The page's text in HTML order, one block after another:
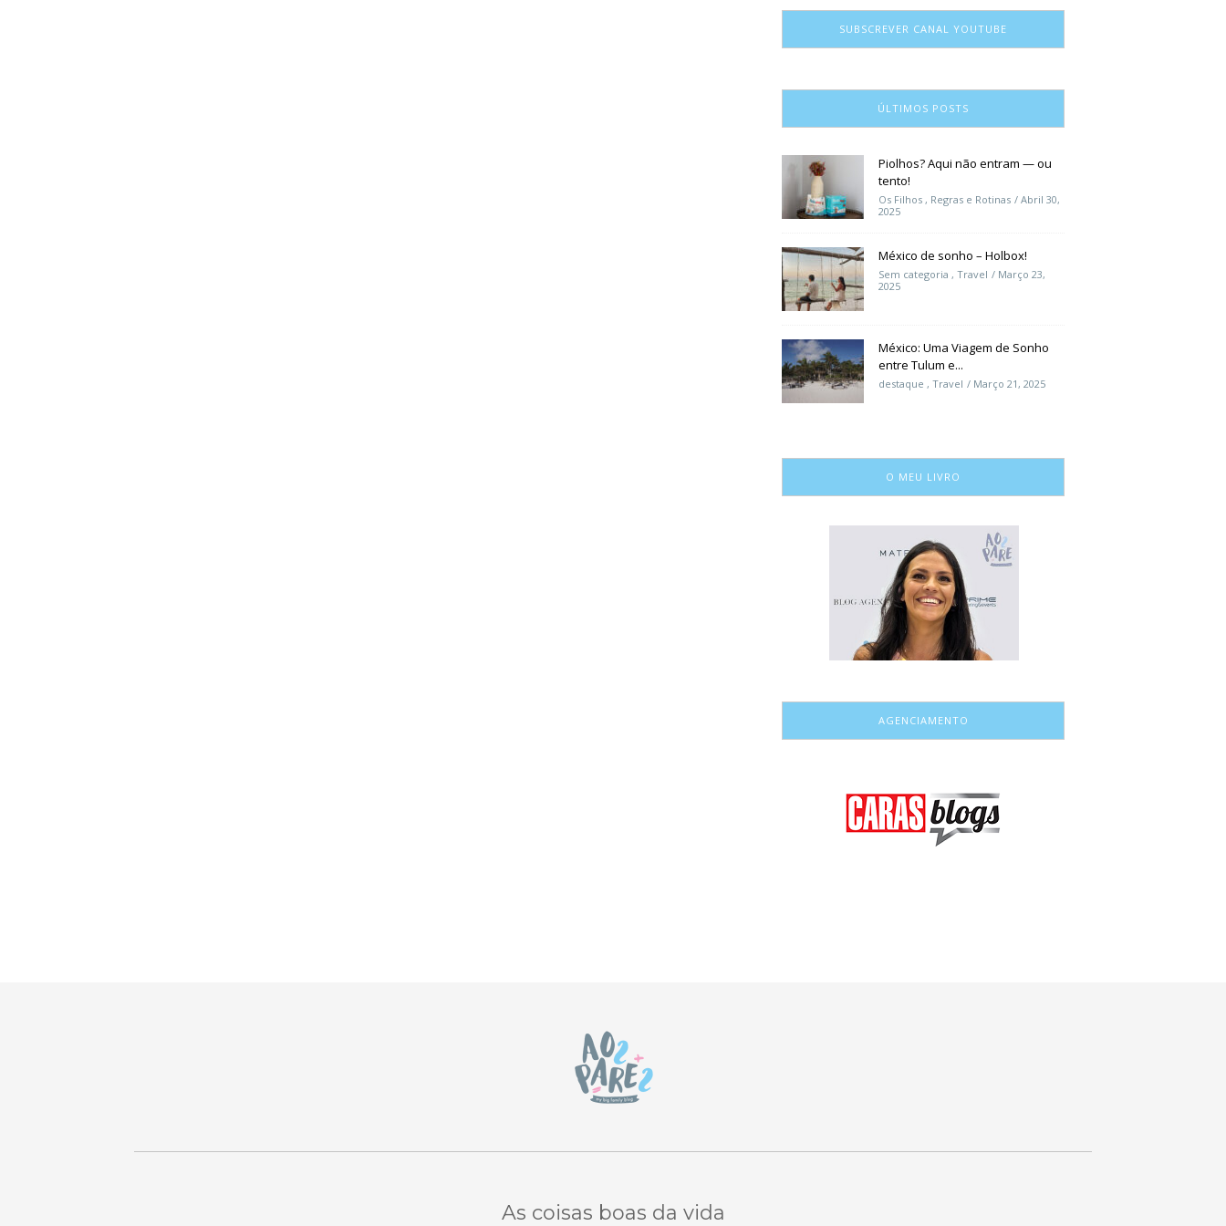
SUBSCREVER CANAL YOUTUBE
ÚLTIMOS POSTS
Piolhos? Aqui não entram — ou
tento!
Os Filhos , Regras e Rotinas
Abril 30,
2025
México de sonho – Holbox!
Sem categoria , Travel
Março 23,
2025
México: Uma Viagem de Sonho
entre Tulum e...
destaque , Travel Março 21, 2025
O MEU LIVRO
AGENCIAMENTO
As coisas boas da vida